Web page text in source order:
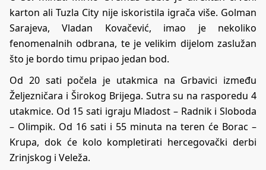
karton ali Tuzla City nije iskoristila igrača više. Golman
Sarajeva, Vladan Kovačević, imao je nekoliko
fenomenalnih odbrana, te je velikim dijelom zaslužan
što je bordo timu pripao jedan bod.
Od 20 sati počela je utakmica na Grbavici između
Željezničara i Širokog Brijega. Sutra su na rasporedu 4
utakmice. Od 15 sati igraju Mladost – Radnik i Sloboda
– Olimpik. Od 16 sati i 55 minuta na teren će Borac –
Krupa, dok će kolo kompletirati hercegovački derbi
Zrinjskog i Veleža.